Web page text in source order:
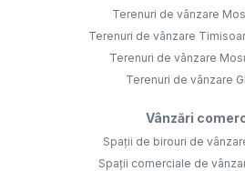
Terenuri de vânzare
Terenuri de vânzare
Terenuri de vânzare
Terenuri de vânzare
Vânzări
Spații de birouri de
Spații comerciale de